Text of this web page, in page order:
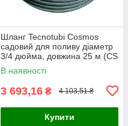
Шланг Tecnotubi Cosmos
садовий для поливу діаметр
3/4 дюйма, довжина 25 м (CS
3/4 25)
В наявності
3 693,16 ₴ 4 103,51 ₴
Купити